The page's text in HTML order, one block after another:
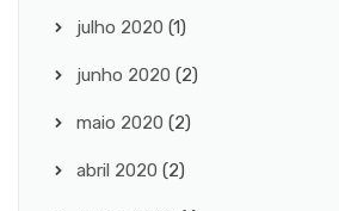
julho 2020 (1)
junho 2020 (2)
maio 2020 (2)
abril 2020 (2)